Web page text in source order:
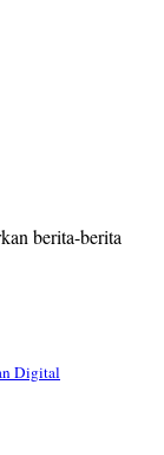
berita-berita
Digital